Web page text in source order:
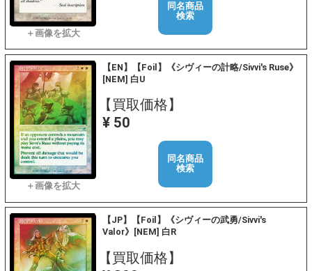
同名商品
検索
【EN】【Foil】《シヴィーの計略/Sivvi's Ruse》
[NEM] 白U
【買取価格】
¥ 50
同名商品
検索
【JP】【Foil】《シヴィーの武勇/Sivvi's
Valor》[NEM] 白R
【買取価格】